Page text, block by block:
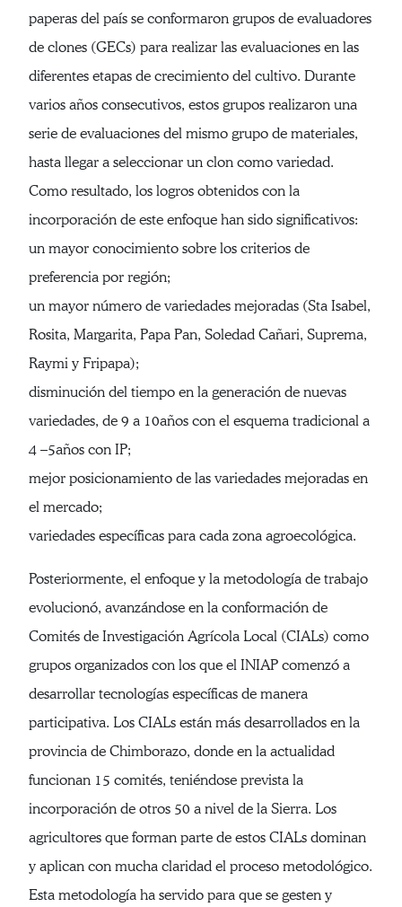
paperas del país se conformaron grupos de evaluadores
de clones (GECs) para realizar las evaluaciones en las
diferentes etapas de crecimiento del cultivo. Durante
varios años consecutivos, estos grupos realizaron una
serie de evaluaciones del mismo grupo de materiales,
hasta llegar a seleccionar un clon como variedad.
Como resultado, los logros obtenidos con la
incorporación de este enfoque han sido significativos:
un mayor conocimiento sobre los criterios de
preferencia por región;
un mayor número de variedades mejoradas (Sta Isabel,
Rosita, Margarita, Papa Pan, Soledad Cañari, Suprema,
Raymi y Fripapa);
disminución del tiempo en la generación de nuevas
variedades, de 9 a 10años con el esquema tradicional a
4 –5años con IP;
mejor posicionamiento de las variedades mejoradas en
el mercado;
variedades específicas para cada zona agroecológica.
Posteriormente, el enfoque y la metodología de trabajo
evolucionó, avanzándose en la conformación de
Comités de Investigación Agrícola Local (CIALs) como
grupos organizados con los que el INIAP comenzó a
desarrollar tecnologías específicas de manera
participativa. Los CIALs están más desarrollados en la
provincia de Chimborazo, donde en la actualidad
funcionan 15 comités, teniéndose prevista la
incorporación de otros 50 a nivel de la Sierra. Los
agricultores que forman parte de estos CIALs dominan
y aplican con mucha claridad el proceso metodológico.
Esta metodología ha servido para que se gesten y